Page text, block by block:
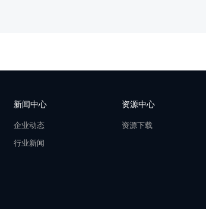
新闻中心
企业动态
行业新闻
资源中心
资源下载